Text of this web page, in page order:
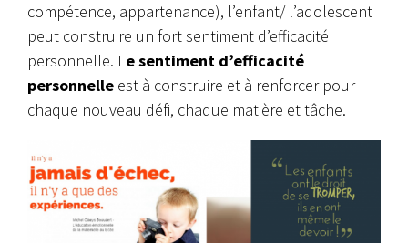
compétence, appartenance), l’enfant/ l’adolescent
peut construire un fort sentiment d’efficacité
personnelle. Le sentiment d’efficacité
personnelle est à construire et à renforcer pour
chaque nouveau défi, chaque matière et tâche.